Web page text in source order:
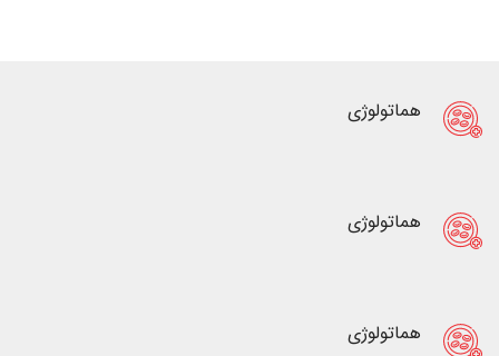
هماتولوژی
هماتولوژی
هماتولوژی